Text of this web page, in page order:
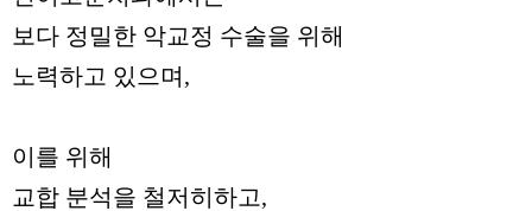
보다 정밀한 악교정 수술을 위해
노력하고 있으며,
이를 위해
교합 분석을 철저히하고,